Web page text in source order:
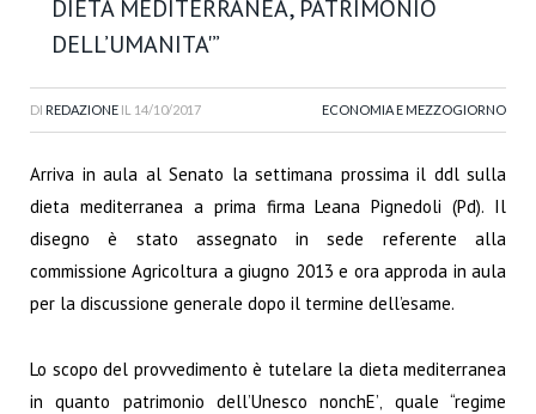
DIETA MEDITERRANEA, PATRIMONIO
DELL’UMANITA'”
DI REDAZIONE IL 14/10/2017 ECONOMIA E MEZZOGIORNO
Arriva in aula al Senato la settimana prossima il ddl sulla
dieta mediterranea a prima firma Leana Pignedoli (Pd). Il
disegno è stato assegnato in sede referente alla
commissione Agricoltura a giugno 2013 e ora approda in aula
per la discussione generale dopo il termine dell’esame.
Lo scopo del provvedimento è tutelare la dieta mediterranea
in quanto patrimonio dell’Unesco nonchE’‚ quale “regime